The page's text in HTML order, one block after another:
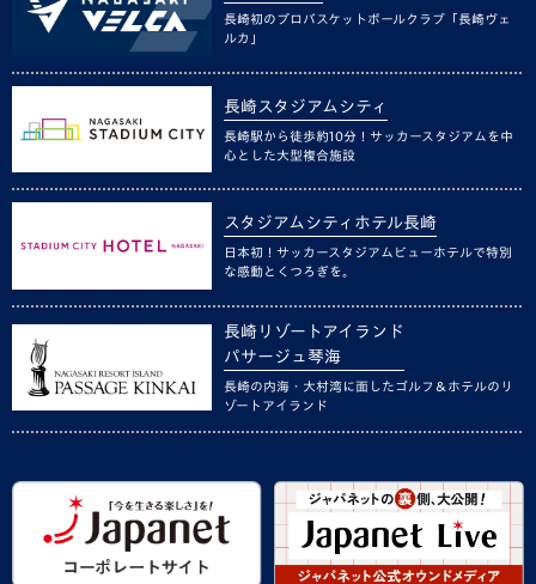
長崎初のプロバスケットボールクラブ「長崎ヴェ
ルカ」
長崎スタジアムシティ
長崎駅から徒歩約10分！サッカースタジアムを中
心とした大型複合施設
スタジアムシティホテル長崎
日本初！サッカースタジアムビューホテルで特別
な感動とくつろぎを。
長崎リゾートアイランド
パサージュ琴海
長崎の内海・大村湾に面したゴルフ＆ホテルのリ
ゾートアイランド